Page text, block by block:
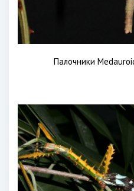
Палочники